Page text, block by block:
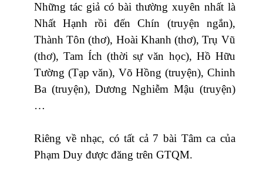
Những tác giả có bài thường xuyên nhất là
Nhất Hạnh rồi đến Chín (truyện ngắn),
Thành Tôn (thơ), Hoài Khanh (thơ), Trụ Vũ
(thơ), Tam Ích (thời sự văn học), Hồ Hữu
Tường (Tạp văn), Võ Hồng (truyện), Chinh
Ba (truyện), Dương Nghiễm Mậu (truyện)
…
Riêng về nhạc, có tất cả 7 bài Tâm ca của
Phạm Duy được đăng trên GTQM.